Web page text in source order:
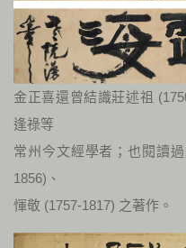
金正喜還曾結識莊述祖
逢祿等
常州今文經學者；也閱讀
1856)、
惲敬 (1757-1817) 之著作。